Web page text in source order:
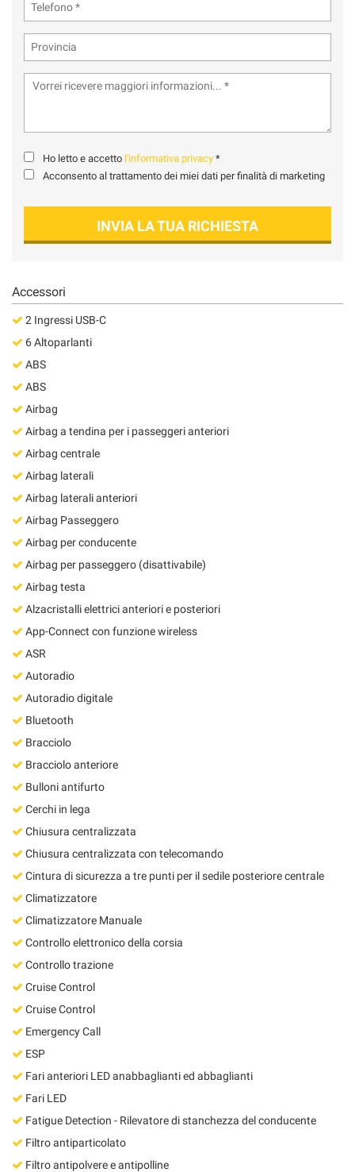
Ho letto e accetto l'informativa privacy *
Acconsento al trattamento dei miei dati per finalità di marketing
INVIA LA TUA RICHIESTA
Accessori
2 Ingressi USB-C
6 Altoparlanti
ABS
ABS
Airbag
Airbag a tendina per i passeggeri anteriori
Airbag centrale
Airbag laterali
Airbag laterali anteriori
Airbag Passeggero
Airbag per conducente
Airbag per passeggero (disattivabile)
Airbag testa
Alzacristalli elettrici anteriori e posteriori
App-Connect con funzione wireless
ASR
Autoradio
Autoradio digitale
Bluetooth
Bracciolo
Bracciolo anteriore
Bulloni antifurto
Cerchi in lega
Chiusura centralizzata
Chiusura centralizzata con telecomando
Cintura di sicurezza a tre punti per il sedile posteriore centrale
Climatizzatore
Climatizzatore Manuale
Controllo elettronico della corsia
Controllo trazione
Cruise Control
Cruise Control
Emergency Call
ESP
Fari anteriori LED anabbaglianti ed abbaglianti
Fari LED
Fatigue Detection - Rilevatore di stanchezza del conducente
Filtro antiparticolato
Filtro antipolvere e antipolline
Cookie per il miglioramento dell'esperienza utente
Cookie di marketing
Leggi
cookie
Salva
le
impostazioni